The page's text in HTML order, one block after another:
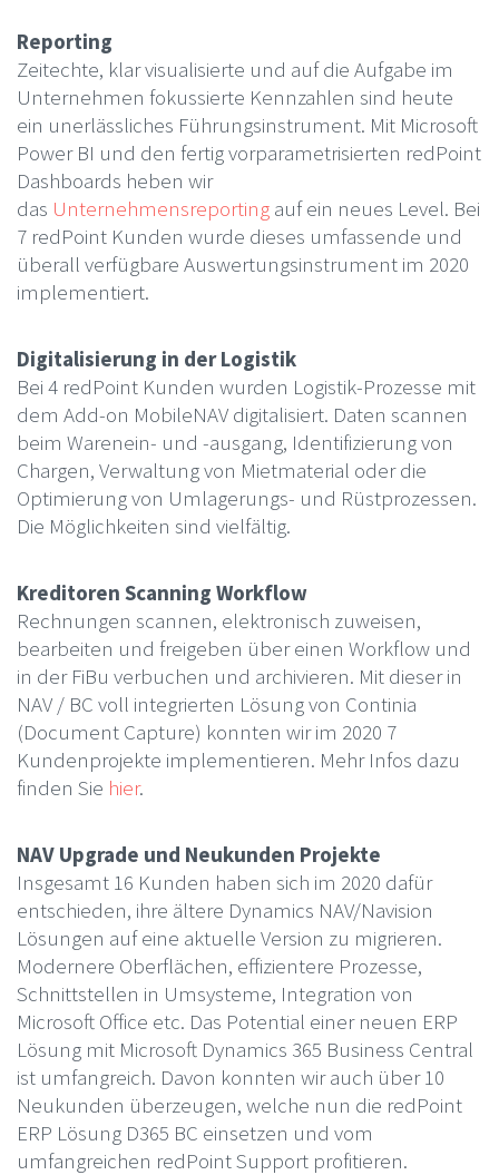
Reporting
Zeitechte, klar visualisierte und auf die Aufgabe im
Unternehmen fokussierte Kennzahlen sind heute
ein unerlässliches Führungsinstrument. Mit Microsoft
Power BI und den fertig vorparametrisierten redPoint
Dashboards heben wir
das Unternehmensreportingauf ein neues Level. Bei
7 redPoint Kunden wurde dieses umfassende und
überall verfügbare Auswertungsinstrument im 2020
implementiert.
Digitalisierung in der Logistik
Bei 4 redPoint Kunden wurden Logistik-Prozesse mit
dem Add-on MobileNAV digitalisiert. Daten scannen
beim Warenein- und -ausgang, Identifizierung von
Chargen, Verwaltung von Mietmaterial oder die
Optimierung von Umlagerungs- und Rüstprozessen.
Die Möglichkeiten sind vielfältig.
Kreditoren Scanning Workflow
Rechnungen scannen, elektronisch zuweisen,
bearbeiten und freigeben über einen Workflow und
in der FiBu verbuchen und archivieren. Mit dieser in
NAV / BC voll integrierten Lösung von Continia
(Document Capture) konnten wir im 2020 7
Kundenprojekte implementieren. Mehr Infos dazu
finden Sie hier.
NAV Upgrade und Neukunden Projekte
Insgesamt 16 Kunden haben sich im 2020 dafür
entschieden, ihre ältere Dynamics NAV/Navision
Lösungen auf eine aktuelle Version zu migrieren.
Modernere Oberflächen, effizientere Prozesse,
Schnittstellen in Umsysteme, Integration von
Microsoft Office etc. Das Potential einer neuen ERP
Lösung mit Microsoft Dynamics 365 Business Central
ist umfangreich. Davon konnten wir auch über 10
Neukunden überzeugen, welche nun die redPoint
ERP Lösung D365 BC einsetzen und vom
umfangreichen redPoint Support profitieren.